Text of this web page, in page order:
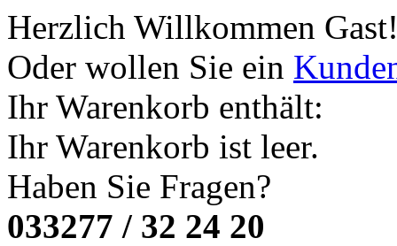
Herzlich Willkommen
Oder wollen Sie ein
Ihr Warenkorb enthält:
Ihr Warenkorb ist leer.
Haben Sie Fragen?
033277 / 32 24 20